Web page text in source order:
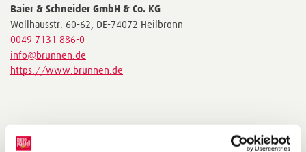
Baier & Schneider GmbH & Co. KG
Wollhausstr. 60-62, DE-74072 Heilbronn
0049 7131 886-0
info@brunnen.de
https://www.brunnen.de